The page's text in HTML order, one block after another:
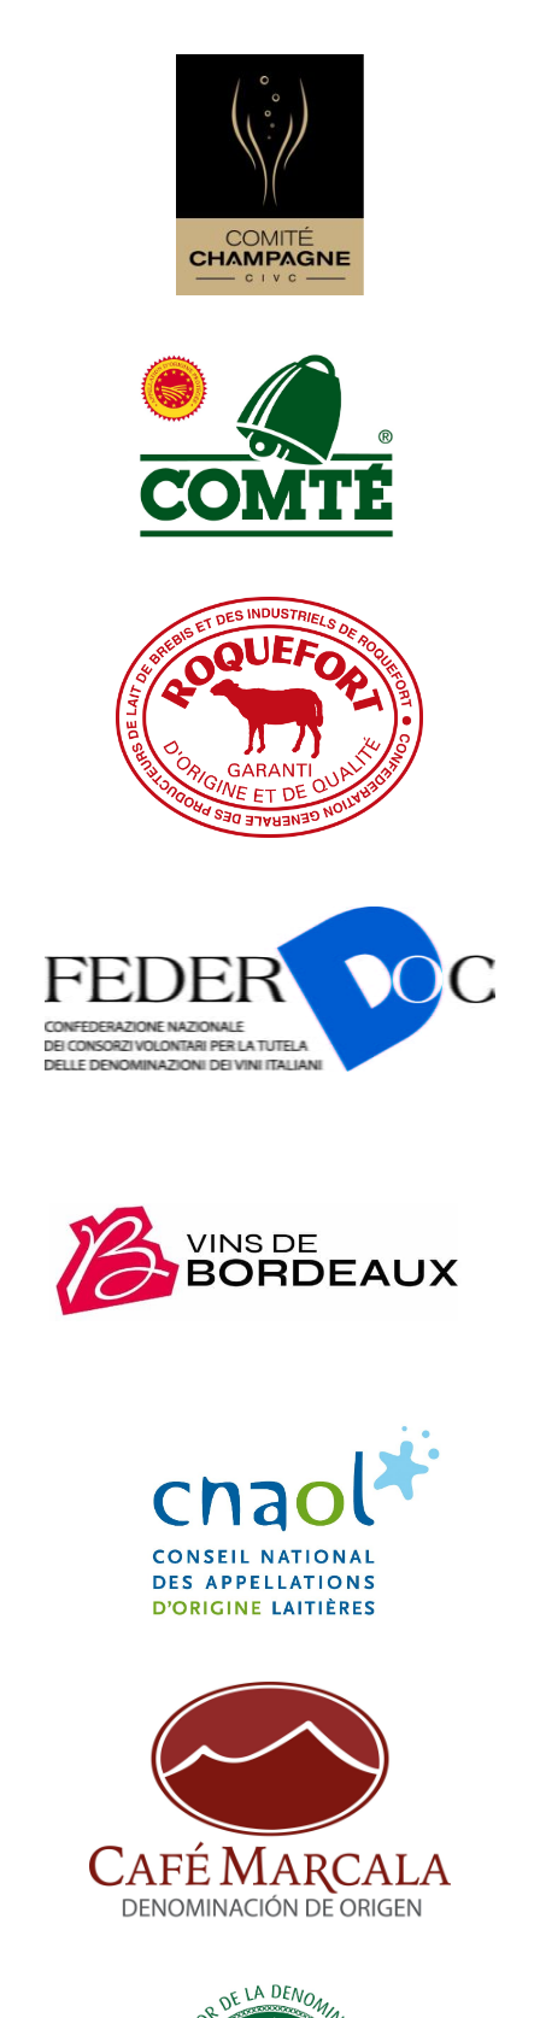
Comité Champagne
Comité Interprofessionnel de Gestion du
Comté (CIGC)
Confédération générale des producteurs
de lait de brebis et des industriels de
Roquefort
Confederazione Nazionale dei Consorzi
Volontari per la Tutela delle
Denominazioni dei Vini Italiani
(FEDERDOC)
Conseil Interprofessionnel du Vin de
Bordeaux (CIVB)
Conseil National des Appellations
d’Origine Laitières (CNAOL)
Consejo Regulador de la Denominación
de Origen Café Marcala